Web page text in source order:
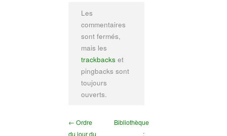
Les
commentaires
sont fermés,
mais les
trackbacks et
pingbacks sont
toujours
ouverts.
← Ordre
du jour du
Bibliothèque
: